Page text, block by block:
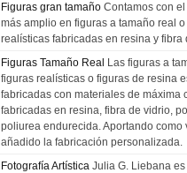
Figuras gran tamaño Contamos con
más amplio en figuras a tamaño real
realísticas fabricadas en resina y fibra
Figuras Tamaño Real Las figuras a
figuras realísticas o figuras de resina
fabricadas con materiales de máxima
fabricadas en resina, fibra de vidrio,
poliurea endurecida. Aportando como
añadido la fabricación personalizada.
Fotografía Artística Julia G. Liebana